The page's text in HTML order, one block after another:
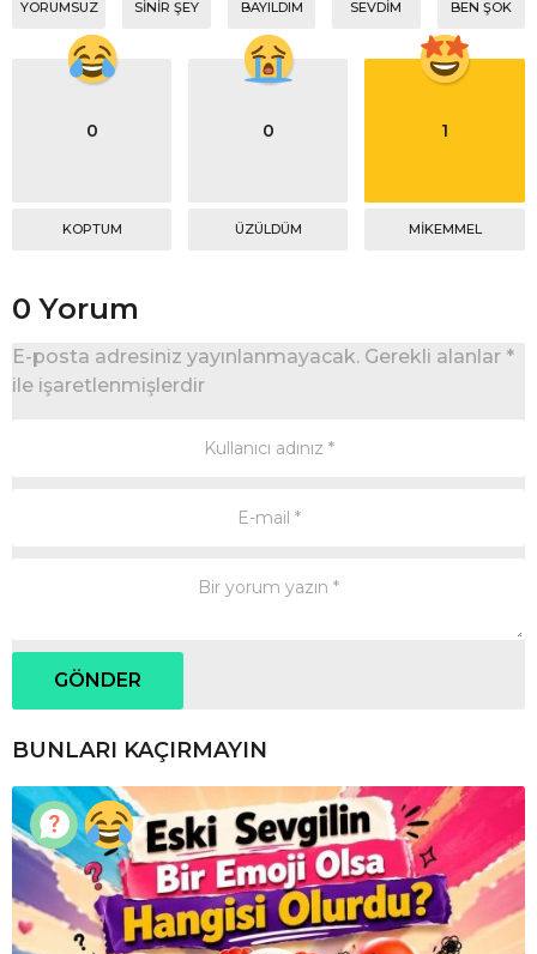
YORUMSUZ SINIR ŞEY BAYILDIM SEVDIM BEN ŞOK
0
KOPTUM
0
ÜZÜLDÜM
1
MIKEMMEL
0 Yorum
E-posta adresiniz yayınlanmayacak. Gerekli alanlar *
ile işaretlenmişlerdir
BUNLARI KAÇIRMAYIN